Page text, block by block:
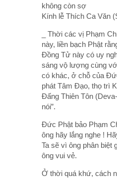
không còn sợ
Kính lễ Thích Ca Văn
_ Thời các vị Phạm
này, liền bạch Phật
Đồng Tử này có uy
sáng vộ lượng cùng
có khác, ở chỗ của
phát Tâm Đạo, thọ trì
Đấng Thiên Tôn
nói”.
Đức Phật bảo Phạm
ông hãy lắng nghe !
Ta sẽ vì ông phân biệt
ông vui vẻ.
Ở thời quá khứ, cách